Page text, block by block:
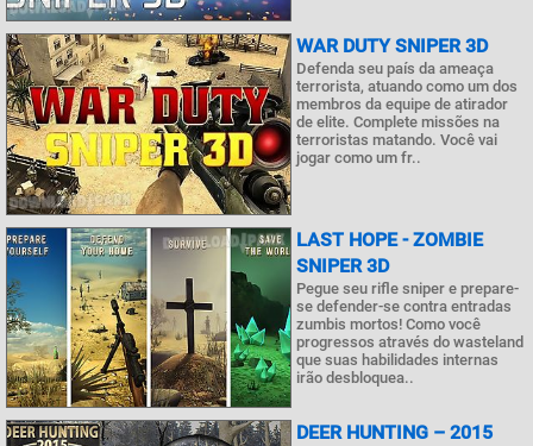
WAR DUTY SNIPER 3D
Defenda seu país da ameaça
terrorista, atuando como um dos
membros da equipe de atirador
de elite. Complete missões na
terroristas matando. Você vai
jogar como um fr..
LAST HOPE - ZOMBIE
SNIPER 3D
Pegue seu rifle sniper e prepare-
se defender-se contra entradas
zumbis mortos! Como você
progressos através do wasteland
que suas habilidades internas
irão desbloquea..
DEER HUNTING – 2015